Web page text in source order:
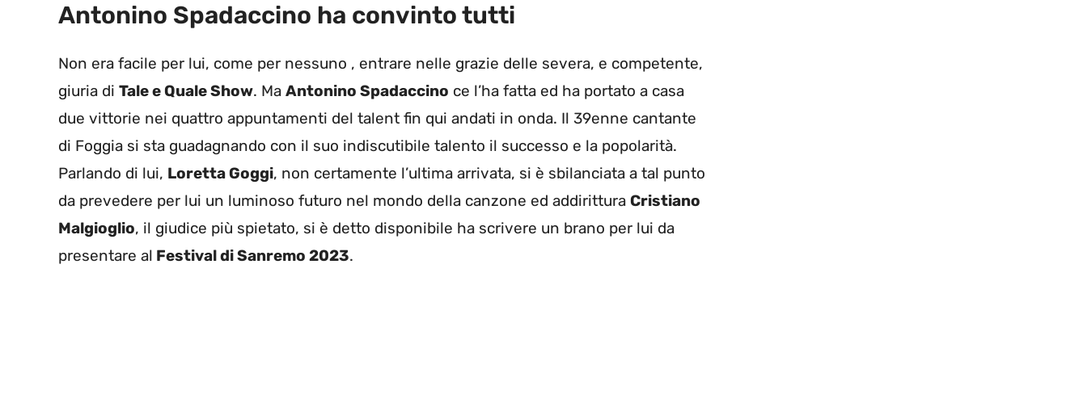
Antonino Spadaccino ha convinto tutti
Non era facile per lui, come per nessuno , entrare nelle grazie delle severa, e competente,
giuria di Tale e Quale Show. Ma Antonino Spadaccino ce l’ha fatta ed ha portato a casa
due vittorie nei quattro appuntamenti del talent fin qui andati in onda. Il 39enne cantante
di Foggia si sta guadagnando con il suo indiscutibile talento il successo e la popolarità.
Parlando di lui, Loretta Goggi, non certamente l’ultima arrivata, si è sbilanciata a tal punto
da prevedere per lui un luminoso futuro nel mondo della canzone ed addirittura Cristiano
Malgioglio, il giudice più spietato, si è detto disponibile ha scrivere un brano per lui da
presentare al Festival di Sanremo 2023.